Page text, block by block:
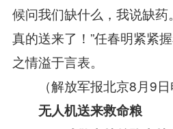
候问我们缺什么，我说缺
真的送来了！”任春明紧紧
之情溢于言表。
（解放军报北京8月9
无人机送来救命粮